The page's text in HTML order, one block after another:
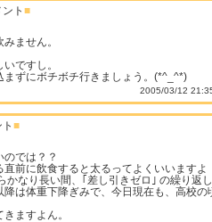
ト ■
ません。
ですし。
まずにボチボチ行きましょう。(*^_^*)
2005/03/12
■
では？？
前に飲食すると太るってよくいいますよ
かなり長い間、｢差し引きゼロ｣ の繰り返し
は体重下降ぎみで、今日現在も、高校の
ますよん。